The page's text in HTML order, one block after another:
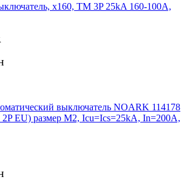
x160, TM 3P 25kA 160-100A,
выключатель NOARK 114178
EU) размер M2, Icu=Ics=25kA, In=200A,